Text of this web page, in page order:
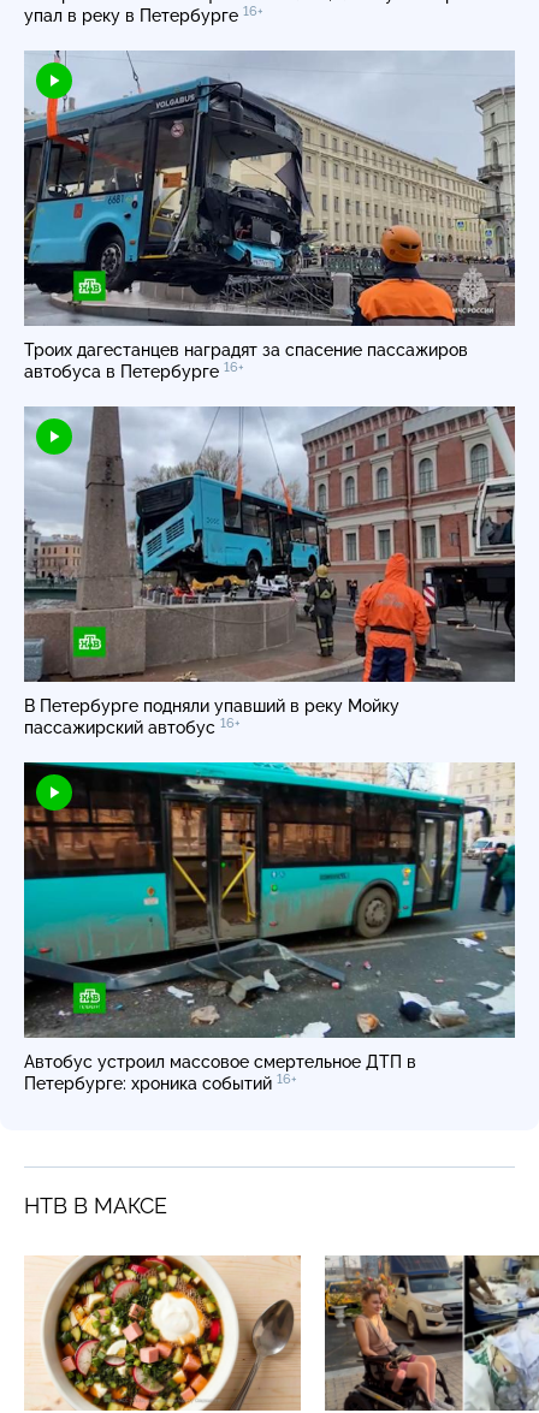
упал в реку в Петербурге 16+
Троих дагестанцев наградят за спасение пассажиров
автобуса в Петербурге 16+
В Петербурге подняли упавший в реку Мойку
пассажирский автобус 16+
Автобус устроил массовое смертельное ДТП в
Петербурге: хроника событий 16+
НТВ В МАКСЕ